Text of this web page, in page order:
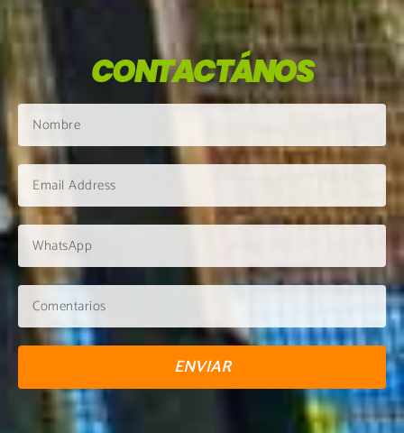
CONTACTÁNOS
ENVIAR